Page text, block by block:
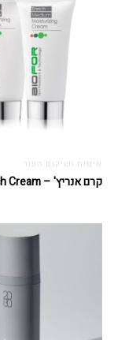
טיפוח ושיקום העור
קרם אנריץ' – Enrich Cream